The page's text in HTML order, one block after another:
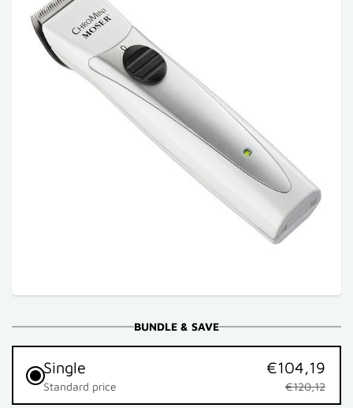
BUNDLE & SAVE
Single
Standard price
€104,19
€120,12